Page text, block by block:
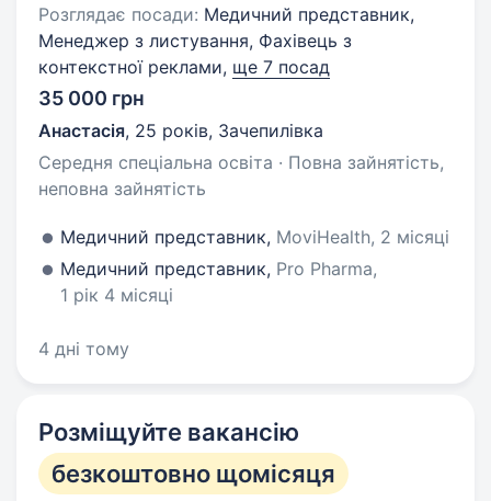
Розглядає посади: Медичний представник,
Менеджер з листування, Фахівець з
контекстної реклами, ще 7 посад
35 000 грн
Анастасія, 25 років, Зачепилівка
Середня спеціальна освіта · Повна зайнятість,
неповна зайнятість
Медичний представник, MoviHealth, 2 місяці
Медичний представник, Pro Pharma,
1 рік 4 місяці
4 дні тому
Розміщуйте вакансію
безкоштовно щомісяця